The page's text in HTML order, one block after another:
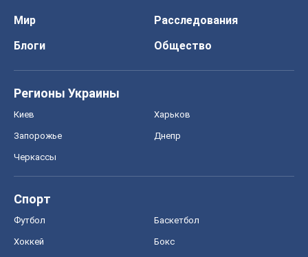
Мир
Расследования
Блоги
Общество
Регионы Украины
Киев Харьков
Запорожье Днепр
Черкассы
Спорт
Футбол Баскетбол
Хоккей Бокс